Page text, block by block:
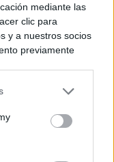
mediante las
clic para
y a nuestros socios
previamente
que algún
derecho de
se aplicarán